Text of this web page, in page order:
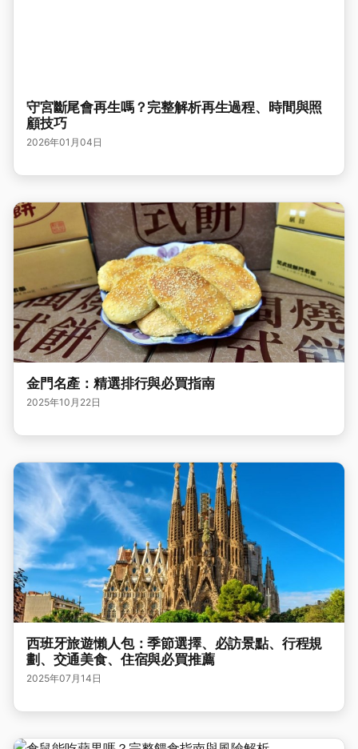
守宮斷尾會再生嗎？完整解析再生過程、時間與照
顧技巧
2026年01月04日
金門名產：精選排行與必買指南
2025年10月22日
西班牙旅遊懶人包：季節選擇、必訪景點、行程規
劃、交通美食、住宿與必買推薦
2025年07月14日